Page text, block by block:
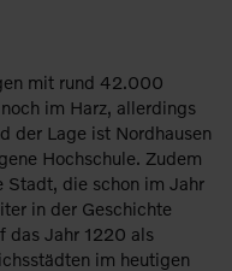
mit rund 42.000
im Harz, allerdings
der Lage ist Nordhausen
Hochschule. Zudem
Stadt, die schon im Jahr
in der Geschichte
das Jahr 1220 als
im heutigen